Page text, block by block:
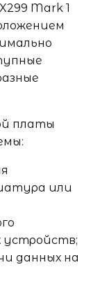
Mark 1
платы
или
устройств;
данных на